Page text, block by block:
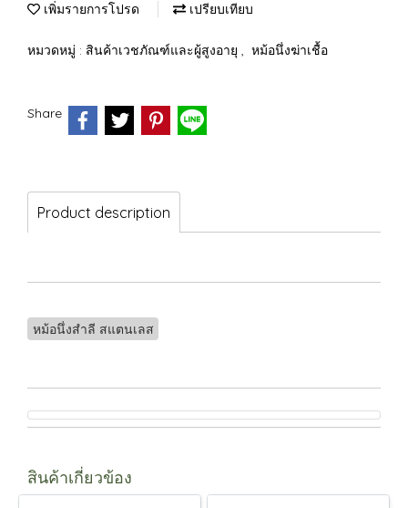
เพิ่มรายการโปรด เปรียบเทียบ
หมวดหมู่ : สินค้าเวชภัณฑ์และผู้สูงอายุ , หม้อนึ่งฆ่าเชื้อ
Share
Product description
หม้อนึ่งสำลี สแตนเลส
สินค้าเกี่ยวข้อง